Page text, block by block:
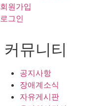
회원가입
로그인
커뮤니티
공지사항
장애계소식
자유게시판